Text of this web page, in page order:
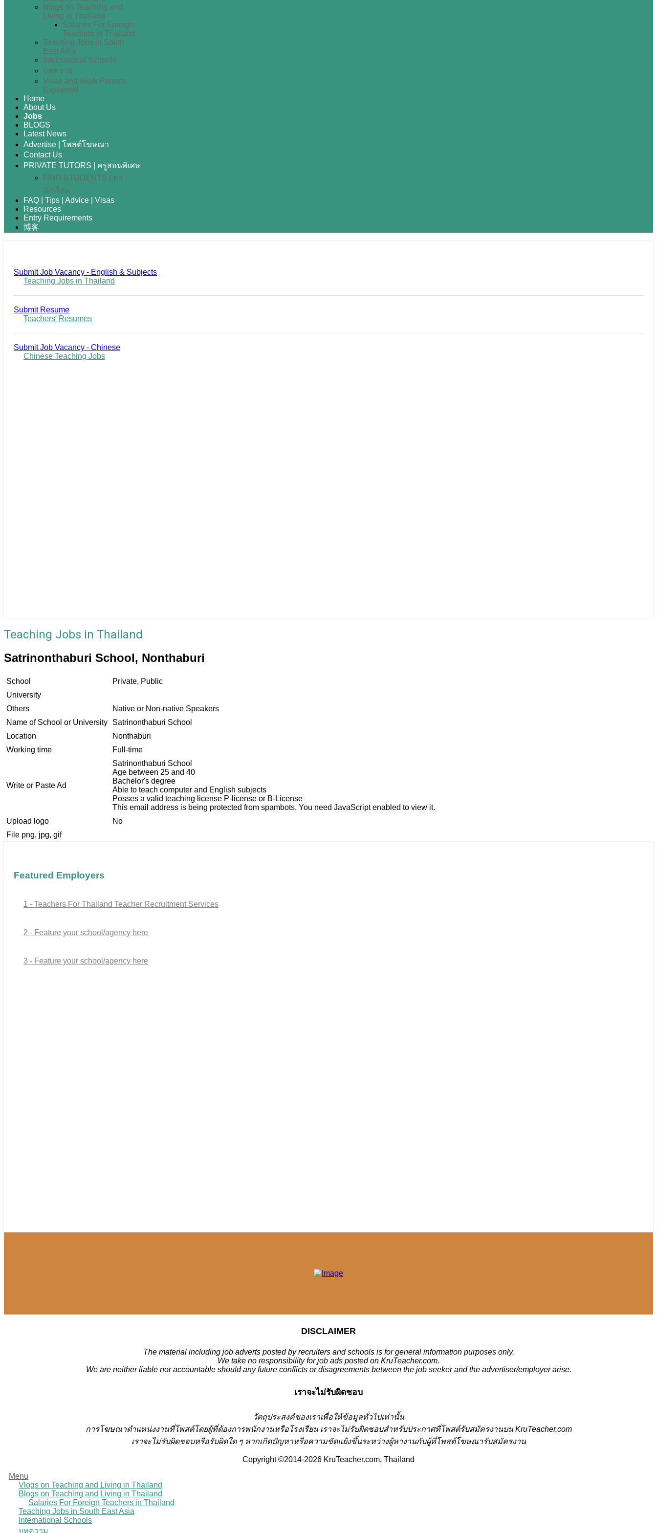
Blogs on Teaching and
Living in Thailand
Salaries For Foreign
Teachers in Thailand
Teaching Jobs in South
East Asia
International Schools
บทความ
Visas and Work Permits
Explained
Home
About Us
Jobs
BLOGS
Latest News
Advertise | โพสต์โฆษณา
Contact Us
PRIVATE TUTORS | ครูสอนพิเศษ
FIND STUDENTS | หา
นักเรียน
FAQ | Tips | Advice | Visas
Resources
Entry Requirements
博客
Submit Job Vacancy - English & Subjects
Teaching Jobs in Thailand
Submit Resume
Teachers' Resumes
Submit Job Vacancy - Chinese
Chinese Teaching Jobs
Teaching Jobs in Thailand
Satrinonthaburi School, Nonthaburi
School
Private, Public
University
Others
Native or Non-native Speakers
Name of School or University
Satrinonthaburi School
Location
Nonthaburi
Working time
Full-time
Write or Paste Ad
Satrinonthaburi School
Age between 25 and 40
Bachelor's degree
Able to teach computer and English subjects
Posses a valid teaching license P-license or B-License
This email address is being protected from spambots. You need JavaScript enabled to view it.
Upload logo
No
File png, jpg, gif
Featured Employers
1 - Teachers For Thailand Teacher Recruitment Services
2 - Feature your school/agency here
3 - Feature your school/agency here
DISCLAIMER
The material including job adverts posted by recruiters and schools is for general information purposes only.
We take no responsibility for job ads posted on KruTeacher.com.
We are neither liable nor accountable should any future conflicts or disagreements between the job seeker and the advertiser/employer arise.
เราจะไม่รับผิดชอบ
วัตถุประสงค์ของเราเพื่อให้ข้อมูลทั่วไปเท่านั้น
การโฆษณาตำแหน่งงานที่โพสต์โดยผู้ที่ต้องการพนักงานหรือโรงเรียน เราจะไม่รับผิดชอบสำหรับประกาศที่โพสต์รับสมัครงานบน KruTeacher.com
เราจะไม่รับผิดชอบหรือรับผิดใด ๆ หากเกิดปัญหาหรือความขัดแย้งขึ้นระหว่างผู้หางานกับผู้ที่โพสต์โฆษณารับสมัครงาน
Copyright ©2014-2026 KruTeacher.com, Thailand
Menu
Vlogs on Teaching and Living in Thailand
Blogs on Teaching and Living in Thailand
Salaries For Foreign Teachers in Thailand
Teaching Jobs in South East Asia
International Schools
บทความ